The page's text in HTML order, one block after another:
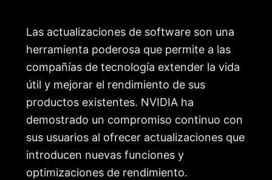
Las actualizaciones de software son una
herramienta poderosa que permite a las
compañías de tecnología extender la vida
útil y mejorar el rendimiento de sus
productos existentes. NVIDIA ha
demostrado un compromiso continuo con
sus usuarios al ofrecer actualizaciones que
introducen nuevas funciones y
optimizaciones de rendimiento.